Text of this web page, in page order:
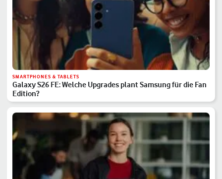
SMARTPHONES & TABLETS
Galaxy S26 FE: Welche Upgrades plant Samsung für die Fan
Edition?